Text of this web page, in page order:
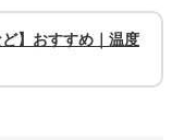
】おすすめ｜温度